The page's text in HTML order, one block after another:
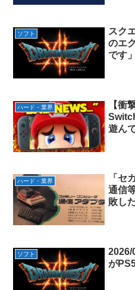
やる夫のダンジョン運営記189-
ャス狐さん・世界改変」
実際『ゼルダ 時オカ』→『風タ
【悲報】女さん、歩行者を轢い
とになってしまうw w w w w w w
中の日本人の姿に世界が衝撃
【画像】このLINEでなんで女が
ない奴確定らしい←お前らは勿
海外「日本なんて行くんじゃな
【艦これ】ひみつの通り道 他
LIAR GAME -ライアーゲーム-
がバレちゃった！
【画像】エチビデ女優さん、番
うｗｗｗｗｗｗ
【ウマ娘】わたしの全力受け
ふえてる…」
ない奴確定らしい←お前らは勿
国から称賛の声
【悲報画像】イキリたい年頃の
了へ←これw w w w w w
実際『ゼルダ 時オカ』→『風タ
【画像】サンモニの女子アナさ
しまう
【画像】スト6に彗星の如く現れ
ぎると話題に！
【動画】タイのティパンコーン
【悲報】『メイドインアビス
もう何回目だよ…
【試合実況】西武２軍スタメン
芸能人 「車の任意保険は強制に
【J2第1節 鳥栖×甲府】鳥栖が
開幕白星！田中雄大は古巣に恩
ソフト
スク
のエ
です」
ハード・業界
【衝
遊ん
ハード・業界
「セ
通信
敗し
ソフト
が